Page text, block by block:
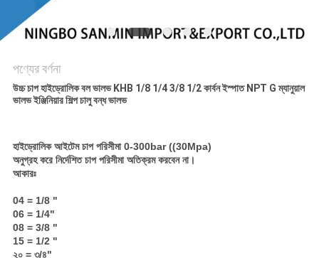
পণ্যের বর্ণনা
উচ্চ চাপ হাইড্রোলিক বল ভালভ KHB 1/8 1/4 3/8 1/2 কার্বন ইস্পাত NPT G ম্যানুয়াল
ভালভ ইঞ্জিনিয়ার শিল্প চালু বন্ধ ভালভ
হাইড্রোলিক আইটেম চাপ পরিসীমা 0-300bar ((30Mpa)
অনুগ্রহ করে নির্দেশিত চাপ পরিসীমা অতিক্রম করবেন না।
আকারঃ
04 = 1/8 "
06 = 1/4"
08 = 3/8 "
15 = 1/2 "
২০ = ৩/৪"